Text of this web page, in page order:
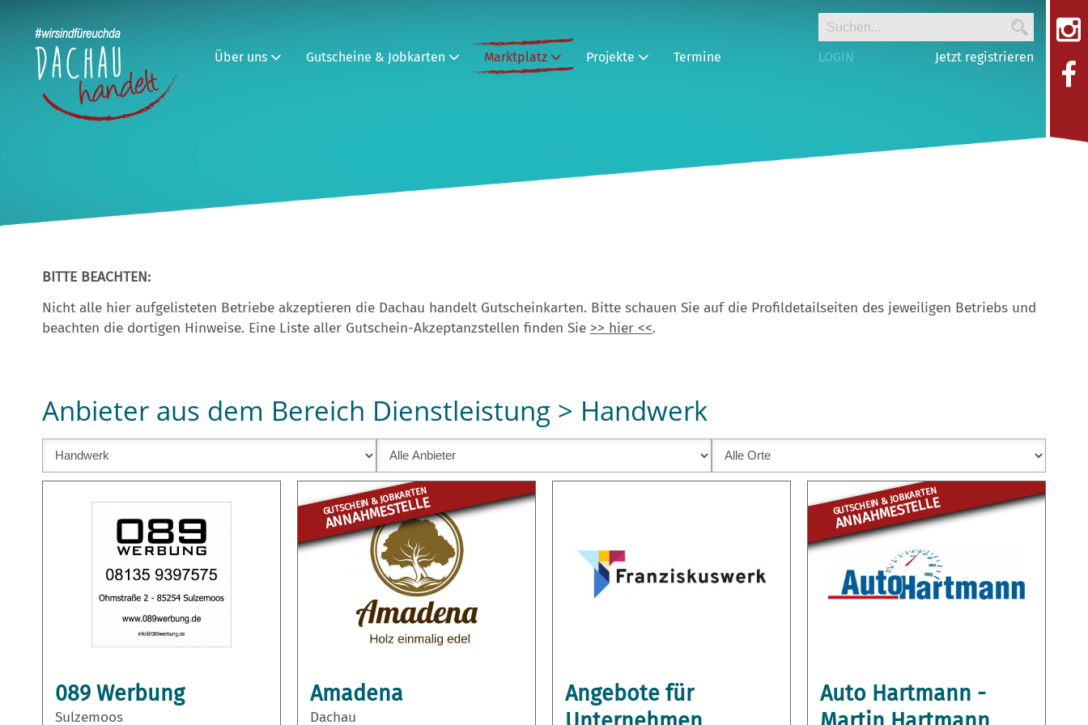
Über uns Gutscheine & Jobkarten Marktplatz Projekte Termine Jetzt registrieren
LOGIN
BITTE BEACHTEN:
Nicht alle hier aufgelisteten Betriebe akzeptieren die Dachau handelt Gutscheinkarten. Bitte schauen Sie auf die Profildetailseiten des jeweiligen Betriebs und
beachten die dortigen Hinweise. Eine Liste aller Gutschein-Akzeptanzstellen finden Sie >> hier <<.
Anbieter aus dem Bereich Dienstleistung > Handwerk
089 Werbung
Sulzemoos
GUTSCHEIN & JOBKARTEN
ANNAHME­STELLE
Amadena
Dachau
Angebote für
GUTSCHEIN & JOBKARTEN
ANNAHME­STELLE
Auto Hartmann -